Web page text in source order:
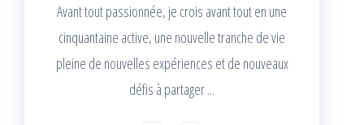
Avant tout passionnée, je crois avant tout en une
cinquantaine active, une nouvelle tranche de vie
pleine de nouvelles expériences et de nouveaux
défis à partager ...